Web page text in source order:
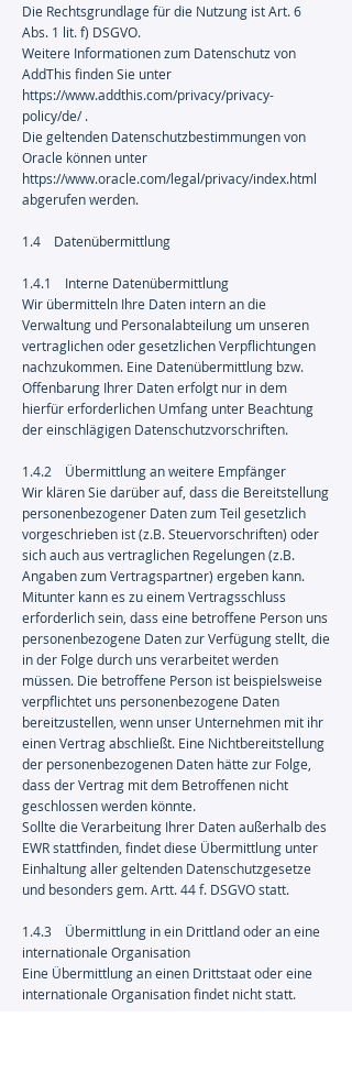
Die Rechtsgrundlage für die Nutzung ist Art. 6
Abs. 1 lit. f) DSGVO.
Weitere Informationen zum Datenschutz von
AddThis finden Sie unter
https://www.addthis.com/privacy/privacy-
policy/de/.
Die geltenden Datenschutzbestimmungen von
Oracle können unter
https://www.oracle.com/legal/privacy/index.html
abgerufen werden.
1.4 Datenübermittlung
1.4.1 Interne Datenübermittlung
Wir übermitteln Ihre Daten intern an die
Verwaltung und Personalabteilung um unseren
vertraglichen oder gesetzlichen Verpflichtungen
nachzukommen. Eine Datenübermittlung bzw.
Offenbarung Ihrer Daten erfolgt nur in dem
hierfür erforderlichen Umfang unter Beachtung
der einschlägigen Datenschutzvorschriften.
1.4.2 Übermittlung an weitere Empfänger
Wir klären Sie darüber auf, dass die Bereitstellung
personenbezogener Daten zum Teil gesetzlich
vorgeschrieben ist (z.B. Steuervorschriften) oder
sich auch aus vertraglichen Regelungen (z.B.
Angaben zum Vertragspartner) ergeben kann.
Mitunter kann es zu einem Vertragsschluss
erforderlich sein, dass eine betroffene Person uns
personenbezogene Daten zur Verfügung stellt, die
in der Folge durch uns verarbeitet werden
müssen. Die betroffene Person ist beispielsweise
verpflichtet uns personenbezogene Daten
bereitzustellen, wenn unser Unternehmen mit ihr
einen Vertrag abschließt. Eine Nichtbereitstellung
der personenbezogenen Daten hätte zur Folge,
dass der Vertrag mit dem Betroffenen nicht
geschlossen werden könnte.
Sollte die Verarbeitung Ihrer Daten außerhalb des
EWR stattfinden, findet diese Übermittlung unter
Einhaltung aller geltenden Datenschutzgesetze
und besonders gem. Artt. 44 f. DSGVO statt.
1.4.3 Übermittlung in ein Drittland oder an eine
internationale Organisation
Eine Übermittlung an einen Drittstaat oder eine
internationale Organisation findet nicht statt.